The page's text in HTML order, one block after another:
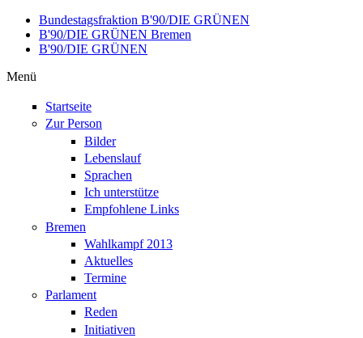
Direkt zum Inhalt
Bundestagsfraktion B'90/DIE GRÜNEN
B'90/DIE GRÜNEN Bremen
B'90/DIE GRÜNEN
Menü
Startseite
Zur Person
Bilder
Lebenslauf
Sprachen
Ich unterstütze
Empfohlene Links
Bremen
Wahlkampf 2013
Aktuelles
Termine
Parlament
Reden
Initiativen